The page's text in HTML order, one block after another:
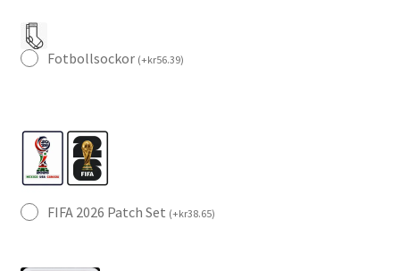
Fotbollsockor (+kr56.39)
FIFA 2026 Patch Set (+kr38.65)